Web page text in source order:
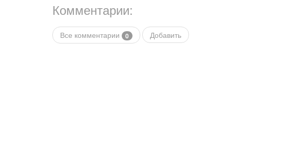
Комментарии:
Все комментарии 0 Добавить